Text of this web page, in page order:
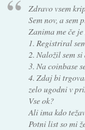
Zdravo vsem
Sem nov, a sem
Zanima me če
1. Registriral
2. Naložil sem
3. Na coinbase
4. Zdaj bi
zelo ugodni v
Vse ok?
Ali ima kdo
Potni list so mi